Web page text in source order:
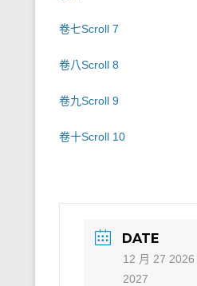
卷七Scroll 7
卷八Scroll 8
卷九Scroll 9
卷十Scroll 10
DATE
12 月 27 2026
2027